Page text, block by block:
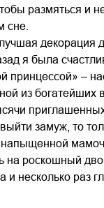
размяться и
сне.
декорация
я была
принцессой» –
из
приглашенных
замуж, то
на роскошный
несколько раз